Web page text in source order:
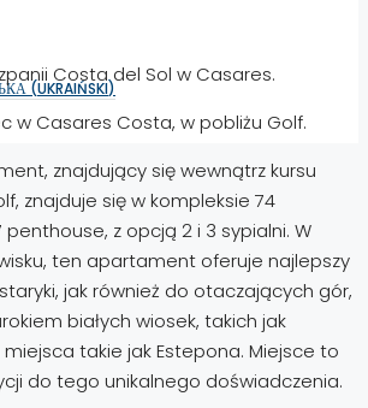
(UKRAIŃSKI)
Costa del Sol w Casares.
w Casares Costa, w pobliżu Golf.
znajdujący się wewnątrz kursu
znajduje się w kompleksie 74
z opcją 2 i 3 sypialni. W
ten apartament oferuje najlepszy
jak również do otaczających gór,
białych wiosek, takich jak
takie jak Estepona. Miejsce to
do tego unikalnego doświadczenia.